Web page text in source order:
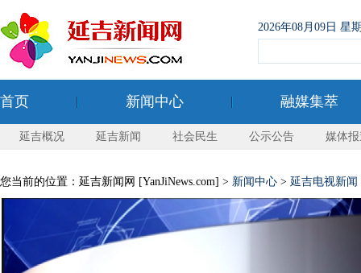
2026年08月09日 星
首页 新闻中心 融媒集萃
延吉概况 延吉新闻 社会民生 公示公告 媒体
您当前的位置：延吉新闻网 [YanJiNews.com] > 新闻中心 > 延吉电视新闻